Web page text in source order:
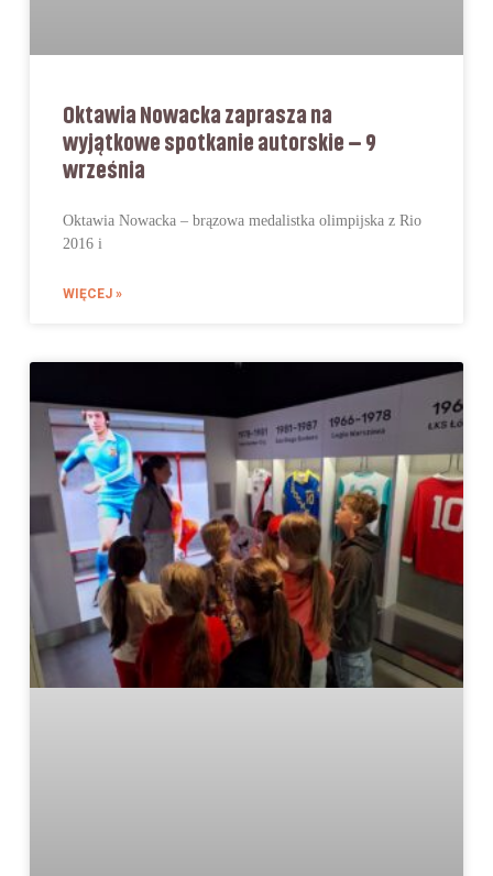
Oktawia Nowacka zaprasza na
wyjątkowe spotkanie autorskie – 9
września
Oktawia Nowacka – brązowa medalistka olimpijska z Rio
2016 i
WIĘCEJ »